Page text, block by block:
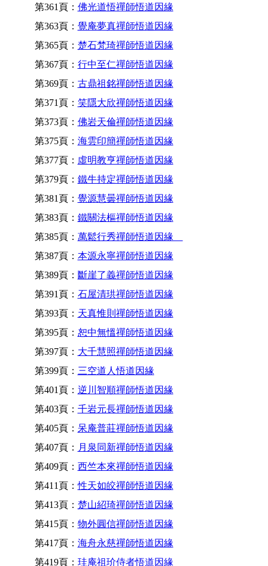
第361頁： 佛光道悟禪師悟道因緣
第363頁： 覺庵夢真禪師悟道因緣
第365頁： 楚石梵琦禪師悟道因緣
第367頁： 行中至仁禪師悟道因緣
第369頁： 古鼎祖銘禪師悟道因緣
第371頁： 笑隱大欣禪師悟道因緣
第373頁： 佛岩天倫禪師悟道因緣
第375頁： 海雲印簡禪師悟道因緣
第377頁： 虛明教亨禪師悟道因緣
第379頁： 鐵牛持定禪師悟道因緣
第381頁： 覺源慧曇禪師悟道因緣
第383頁： 鐵關法樞禪師悟道因緣
第385頁： 萬鬆行秀禪師悟道因緣
第387頁： 本源永寧禪師悟道因緣
第389頁： 斷崖了義禪師悟道因緣
第391頁： 石屋清珙禪師悟道因緣
第393頁： 天真惟則禪師悟道因緣
第395頁： 恕中無慍禪師悟道因緣
第397頁： 大千慧照禪師悟道因緣
第399頁： 三空道人悟道因緣
第401頁： 逆川智順禪師悟道因緣
第403頁： 千岩元長禪師悟道因緣
第405頁： 呆庵普莊禪師悟道因緣
第407頁： 月泉同新禪師悟道因緣
第409頁： 西竺本來禪師悟道因緣
第411頁：性天如皎禪師悟道因緣
第413頁： 楚山紹琦禪師悟道因緣
第415頁： 物外圓信禪師悟道因緣
第417頁： 海舟永慈禪師悟道因緣
第419頁： 珪庵祖玠侍者悟道因緣